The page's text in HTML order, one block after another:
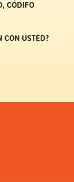
CÓDIFO
CON USTED?